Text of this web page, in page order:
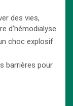
des vies,
d’hémodialyse
choc explosif
barrières pour